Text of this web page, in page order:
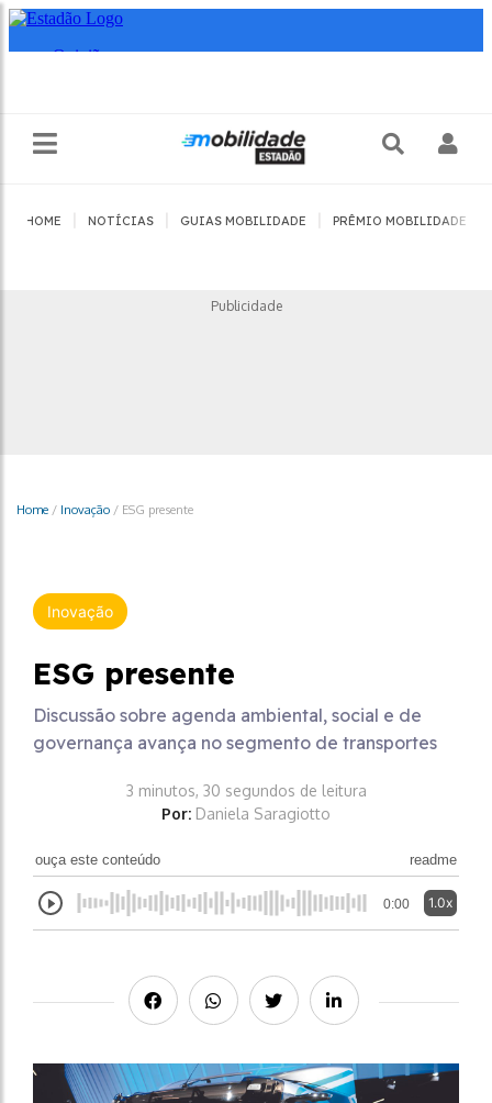
HOME NOTÍCIAS GUIAS MOBILIDADE PRÊMIO MOBILIDADE
Publicidade
Home / Inovação / ESG presente
Inovação
ESG presente
Discussão sobre agenda ambiental, social e de
governança avança no segmento de transportes
3 minutos, 30 segundos de leitura
Por: Daniela Saragiotto
ouça este conteúdo readme
0:00 1.0x